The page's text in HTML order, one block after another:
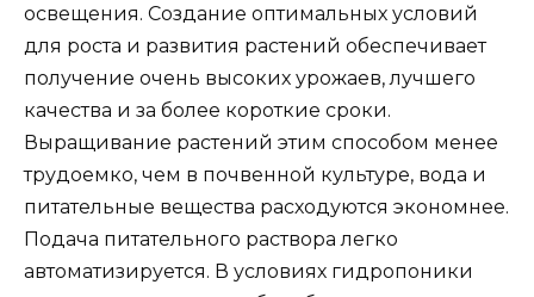
освещения. Создание оптимальных условий
для роста и развития растений обеспечивает
получение очень высоких урожаев, лучшего
качества и за более короткие сроки.
Выращивание растений этим способом менее
трудоемко, чем в почвенной культуре, вода и
питательные вещества расходуются экономнее.
Подача питательного раствора легко
автоматизируется. В условиях гидропоники